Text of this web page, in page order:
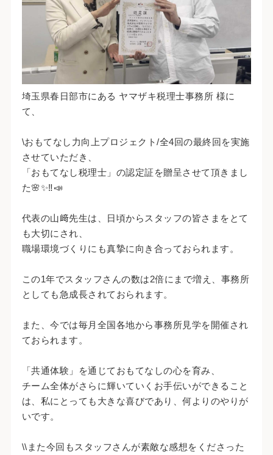
埼玉県春日部市にある ヤマザキ税理士事務所 様に
て、
\おもてなし力向上プロジェクト/全4回の最終回を実施
させていただき、
「おもてなし税理士」の認定証を贈呈させて頂きまし
た🌸✨‼️📣
代表の山﨑先生は、日頃からスタッフの皆さまをとて
も大切にされ、
職場環境づくりにも真摯に向き合っておられます。
この1年でスタッフさんの数は2倍にまで増え、事務所
としても急成長されておられます。
また、今では毎月全国各地から事務所見学を開催され
ておられます。
「共通体験」を通じておもてなしの心を育み、
チーム全体がさらに輝いていくお手伝いができること
は、私にとっても大きな喜びであり、何よりのやりが
いです。
\\また今回もスタッフさんが素敵な感想をくださった